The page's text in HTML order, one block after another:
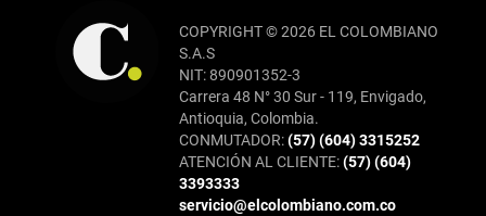
COPYRIGHT © 2026 EL COLOMBIANO
S.A.S
NIT: 890901352-3
Carrera 48 N° 30 Sur - 119, Envigado,
Antioquia, Colombia.
CONMUTADOR:(57) (604) 3315252
ATENCIÓN AL CLIENTE:(57) (604)
3393333
servicio@elcolombiano.com.co